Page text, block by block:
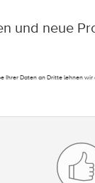
und neue
Ihrer Daten an Dritte lehnen wir